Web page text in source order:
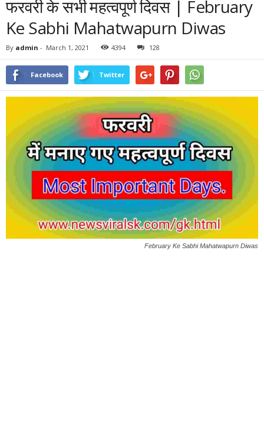
फरवरी के सभी महत्वपूर्ण दिवस | February
Ke Sabhi Mahatwapurn Diwas
By admin - March 1, 2021 4394 128
Facebook Twitter
February Ke Sabhi Mahatwapurn Diwas